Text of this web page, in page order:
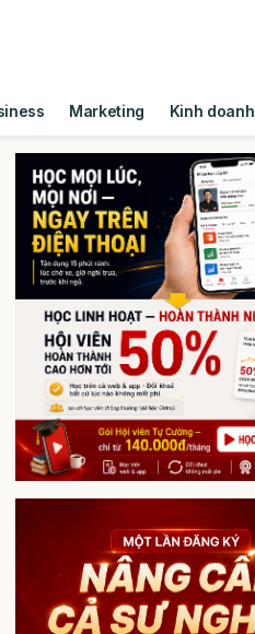
Marketing Kinh doanh